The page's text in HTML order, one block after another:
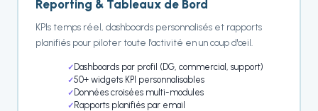
Reporting & Tableaux de Bord
KPIs temps réel, dashboards personnalisés et rapports
planifiés pour piloter toute l'activité en un coup d'œil.
Dashboards par profil (DG, commercial, support)
50+ widgets KPI personnalisables
Données croisées multi-modules
Rapports planifiés par email